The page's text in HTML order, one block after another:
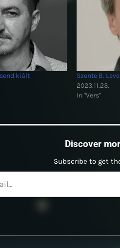
kiált
Szente B.
2023.11.23.
In "Vers"
Discover
Subscribe to get